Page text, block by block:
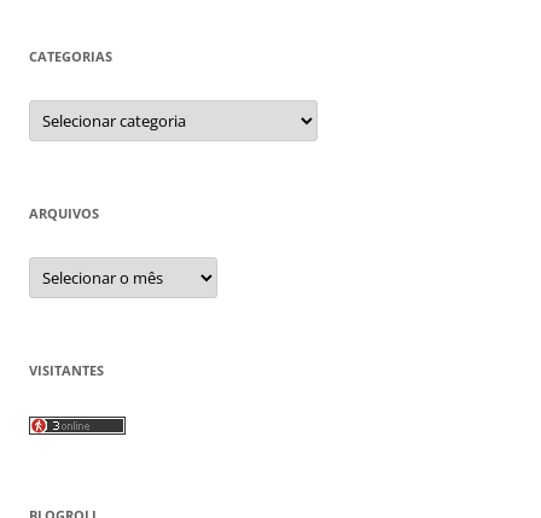
CATEGORIAS
Categorias
ARQUIVOS
Arquivos
VISITANTES